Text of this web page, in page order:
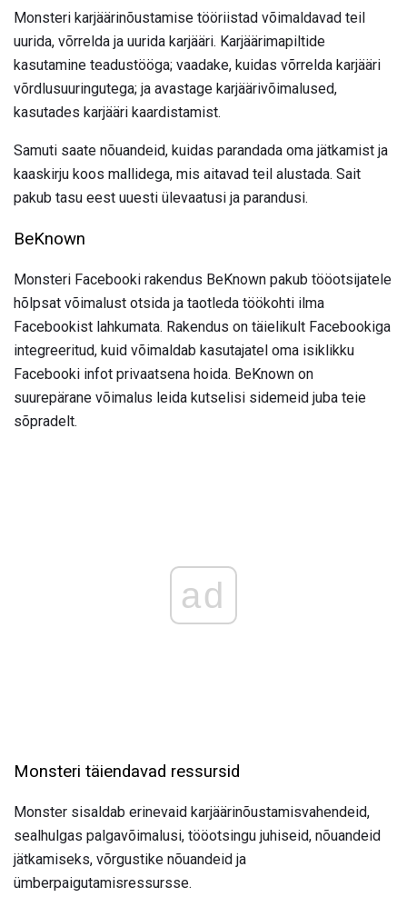
Monsteri karjäärinõustamise tööriistad võimaldavad teil
uurida, võrrelda ja uurida karjääri. Karjäärimapiltide
kasutamine teadustööga; vaadake, kuidas võrrelda karjääri
võrdlusuuringutega; ja avastage karjäärivõimalused,
kasutades karjääri kaardistamist.
Samuti saate nõuandeid, kuidas parandada oma jätkamist ja
kaaskirju koos mallidega, mis aitavad teil alustada. Sait
pakub tasu eest uuesti ülevaatusi ja parandusi.
BeKnown
Monsteri Facebooki rakendus BeKnown pakub tööotsijatele
hõlpsat võimalust otsida ja taotleda töökohti ilma
Facebookist lahkumata. Rakendus on täielikult Facebookiga
integreeritud, kuid võimaldab kasutajatel oma isiklikku
Facebooki infot privaatsena hoida. BeKnown on
suurepärane võimalus leida kutselisi sidemeid juba teie
sõpradelt.
ad
Monsteri täiendavad ressursid
Monster sisaldab erinevaid karjäärinõustamisvahendeid,
sealhulgas palgavõimalusi, tööotsingu juhiseid, nõuandeid
jätkamiseks, võrgustike nõuandeid ja
ümberpaigutamisressursse.